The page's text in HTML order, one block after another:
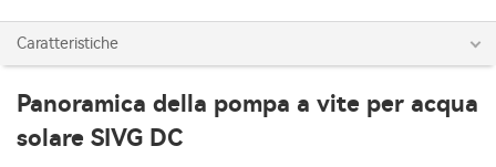
Caratteristiche
Panoramica della pompa a vite per acqua
solare SIVG DC